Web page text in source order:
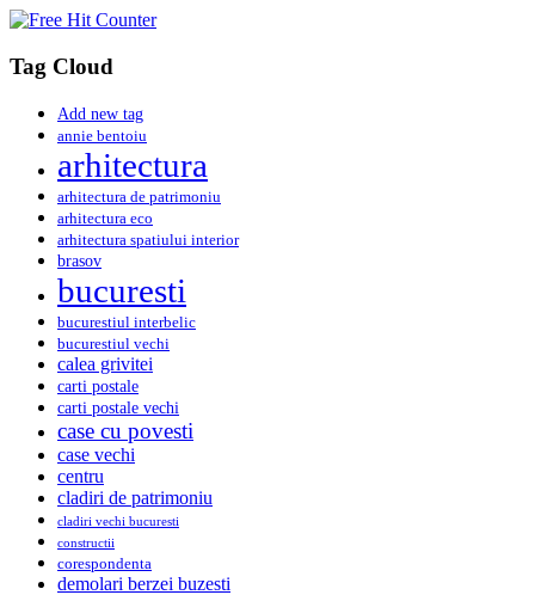
Tag Cloud
Add new tag
annie bentoiu
arhitectura
arhitectura de patrimoniu
arhitectura eco
arhitectura spatiului interior
brasov
bucuresti
bucurestiul interbelic
bucurestiul vechi
calea grivitei
carti postale
carti postale vechi
case cu povesti
case vechi
centru
cladiri de patrimoniu
cladiri vechi bucuresti
constructii
corespondenta
demolari berzei buzesti